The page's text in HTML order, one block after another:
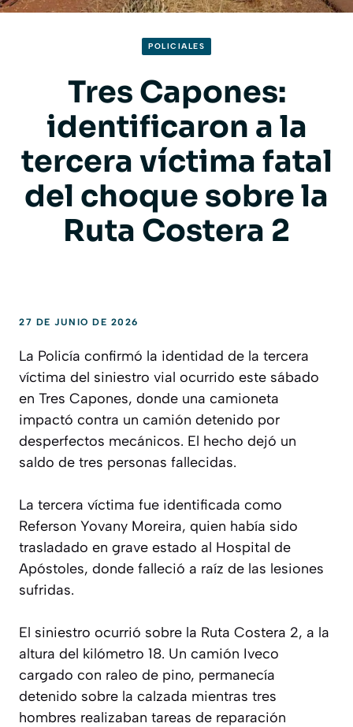
POLICIALES
Tres Capones:
identificaron a la
tercera víctima fatal
del choque sobre la
Ruta Costera 2
27 DE JUNIO DE 2026
La Policía confirmó la identidad de la tercera
víctima del siniestro vial ocurrido este sábado
en Tres Capones, donde una camioneta
impactó contra un camión detenido por
desperfectos mecánicos. El hecho dejó un
saldo de tres personas fallecidas.
La tercera víctima fue identificada como
Referson Yovany Moreira, quien había sido
trasladado en grave estado al Hospital de
Apóstoles, donde falleció a raíz de las lesiones
sufridas.
El siniestro ocurrió sobre la Ruta Costera 2, a la
altura del kilómetro 18. Un camión Iveco
cargado con raleo de pino, permanecía
detenido sobre la calzada mientras tres
hombres realizaban tareas de reparación